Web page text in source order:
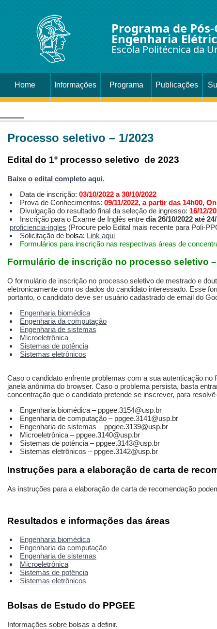
Programa de
Engenharia
Escola Politécnica da
Home Informações Programa Publicações
Processo seletivo – 1/2023
Edital do 1º processo seletivo de 2023
Baixe o edital completo aqui.
Data de inscrição: 03/10/2022 a 30/10/2022
Prova de Conhecimentos: 09/11/2022, a partir das 14h00,
Divulgação do resultado final da seleção de ingresso: 16/12/
Inscrição para o Exame de Inglês entre dia 26/10/2022 até
proficiencia-ingles (Procure pelo Edital mais recente para Poli-
Solicitação de bolsa: Link aqui
Formulários para inscrição nas respectivas áreas de
Formulário de inscrição no processo seletivo –
O formulário de inscrição no processo seletivo de mestrado e
eletronicamente com os dados do candidato interessado. Esse
portanto, o candidato deve ser usuário cadastrado de email do
Engenharia biomédica
Engenharia da computação
Engenharia de sistemas
Microeletrônica
Sistemas de potência
Sistemas eletrônicos
Caso o candidato enfrente problemas com a sua autenticação
janela anônima do browser. Caso o problema persista, basta
concentração que o candidato pretende se inscrever, para
Engenharia biomédica – ppgee.3154@usp.br
Engenharia de computação – ppgee.3141@usp.br
Engenharia de sistemas – ppgee.3139@usp.br
Microeletrônica – ppgee.3140@usp.br
Sistemas de potência – ppgee.3143@usp.br
Sistemas eletrônicos – ppgee.3142@usp.br
Instruções para a elaboração de carta de
As instruções para a elaboração de carta de recomendação
Resultados e informações das áreas
Engenharia biomédica
Engenharia da computação
Engenharia de sistemas
Microeletrônica
Sistemas de potência
Sistemas eletrônicos
Bolsas de Estudo do PPGEE
Informações sobre bolsas a definir.